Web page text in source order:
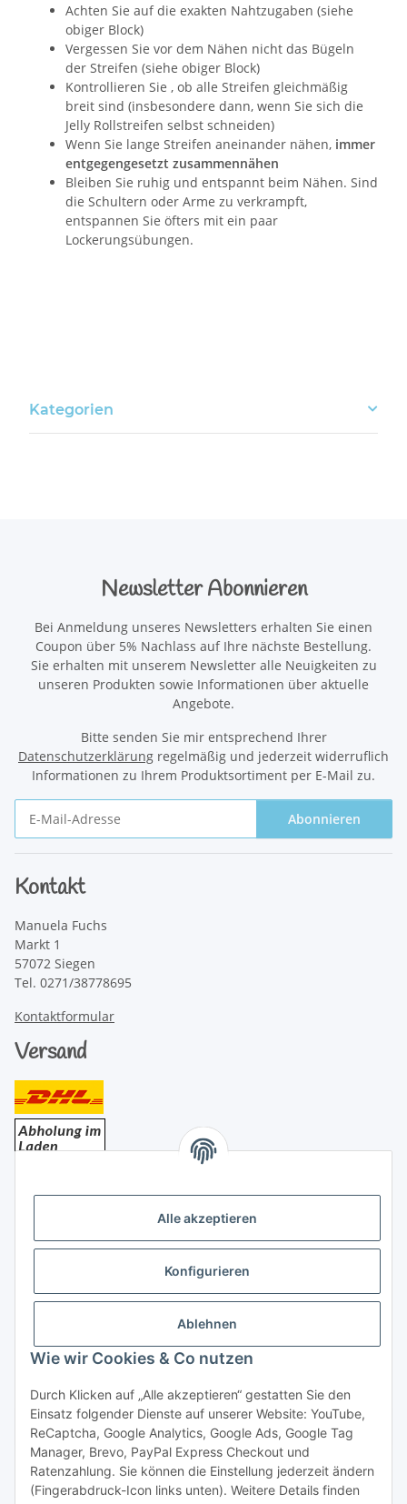
Alle akzeptieren
Konfigurieren
Ablehnen
Wie wir Cookies & Co nutzen
Durch Klicken auf „Alle akzeptieren“ gestatten Sie den
Einsatz folgender Dienste auf unserer Website: YouTube,
ReCaptcha, Google Analytics, Google Ads, Google Tag
Manager, Brevo, PayPal Express Checkout und
Ratenzahlung. Sie können die Einstellung jederzeit ändern
(Fingerabdruck-Icon links unten). Weitere Details finden
Achten Sie auf die exakten Nahtzugaben (siehe
obiger Block)
Vergessen Sie vor dem Nähen nicht das Bügeln
der Streifen (siehe obiger Block)
Kontrollieren Sie , ob alle Streifen gleichmäßig
breit sind (insbesondere dann, wenn Sie sich die
Jelly Rollstreifen selbst schneiden)
Wenn Sie lange Streifen aneinander nähen, immer
entgegengesetzt zusammennähen
Bleiben Sie ruhig und entspannt beim Nähen. Sind
die Schultern oder Arme zu verkrampft,
entspannen Sie öfters mit ein paar
Lockerungsübungen.
Kategorien
Newsletter Abonnieren
Bei Anmeldung unseres Newsletters erhalten Sie einen
Coupon über 5% Nachlass auf Ihre nächste Bestellung.
Sie erhalten mit unserem Newsletter alle Neuigkeiten zu
unseren Produkten sowie Informationen über aktuelle
Angebote.
Bitte senden Sie mir entsprechend Ihrer
Datenschutzerklärung regelmäßig und jederzeit widerruflich
Informationen zu Ihrem Produktsortiment per E-Mail zu.
Abonnieren
Kontakt
Manuela Fuchs
Markt 1
57072 Siegen
Tel. 0271/38778695
Kontaktformular
Versand
Rechtliches
Vertrag widerrufen